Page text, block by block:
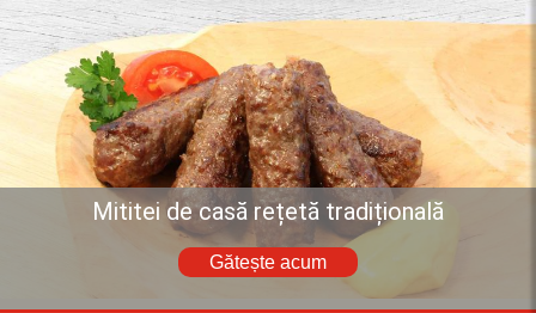
Mititei de casă rețetă tradițională
Gătește acum